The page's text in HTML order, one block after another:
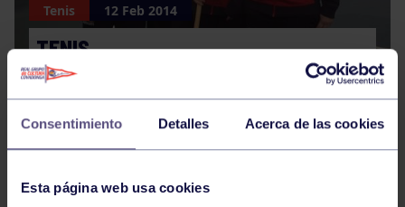
Consentimiento Detalles Acerca de las cookies
Esta página web usa cookies
Tenis 12 Feb 2014
TENIS